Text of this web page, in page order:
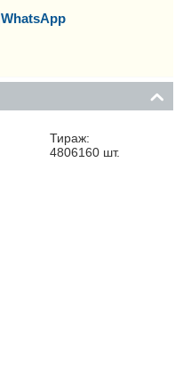
WhatsApp
Тираж:
4806160 шт.